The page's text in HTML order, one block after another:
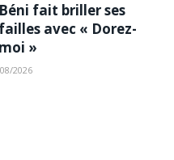
Béni fait briller ses
failles avec « Dorez-
moi »
2026